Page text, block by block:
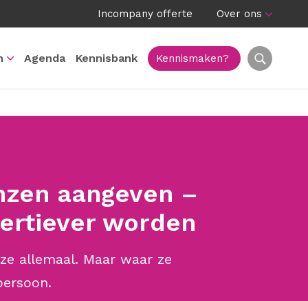
Incompany offerte Over ons
Agenda Kennisbank Kennismaken?
aangeven –
worden
allemaal. Maar waar ze